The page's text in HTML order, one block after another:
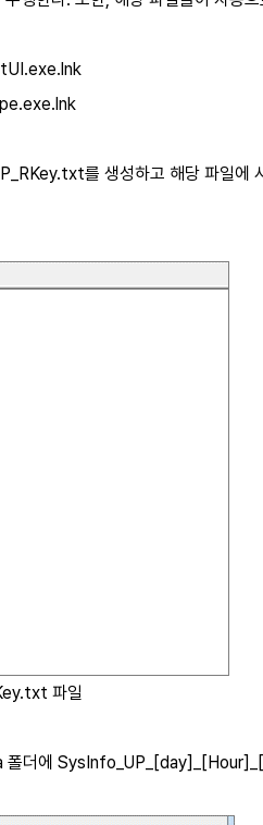
를 생성하고 해당 파일에
파일
더에